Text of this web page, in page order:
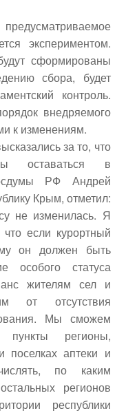
экспериментом.
сформированы
сбора, будет
контроль.
внедряемого
к изменениям.
за то, что
оставаться в
РФ Андрей
Крым, отметил:
не изменилась. Я
если курортный
он должен быть
особого статуса
жителям сел и
от отсутствия
Мы сможем
пункты регионы,
поселках аптеки и
по каким
регионов
республики